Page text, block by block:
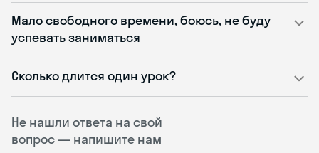
Не нашли ответа на свой
вопрос — напишите нам
Мало свободного времени, боюсь, не буду
успевать заниматься
Сколько длится один урок?